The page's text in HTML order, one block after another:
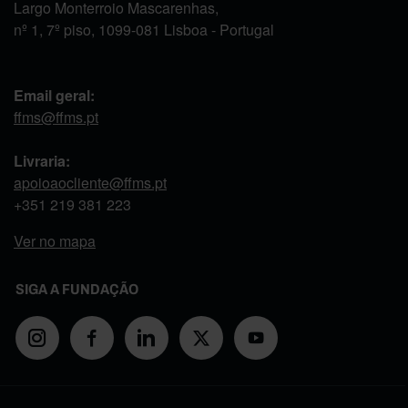
Largo Monterroio Mascarenhas,
nº 1, 7º piso, 1099-081 Lisboa - Portugal
Email geral:
ffms@ffms.pt
Livraria:
apoioaocliente@ffms.pt
+351 219 381 223
Ver no mapa
SIGA A FUNDAÇÃO